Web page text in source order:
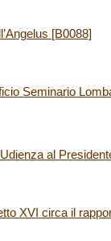
[B0088]
Seminario
al
XVI circa il